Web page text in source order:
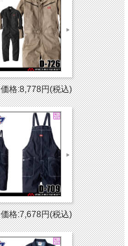
価格:8,778円(税込)
価格:7,678円(税込)